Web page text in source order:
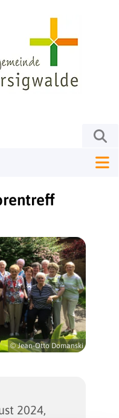
© Jean-Otto Domanski
2024,